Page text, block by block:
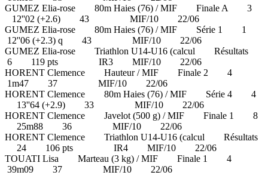
GUMEZ Elia-rose 80m Haies (76) / MIF Finale A 3
12''02 (+2.6) 43 MIF/10 22/06
GUMEZ Elia-rose 80m Haies (76) / MIF Série 1 1
12''06 (+2.3) q 43 MIF/10 22/06
GUMEZ Elia-rose Triathlon U14-U16 (calcul Résultats
6 119 pts IR3 MIF/10 22/06
HORENT Clemence Hauteur / MIF Finale 2 4
1m47 37 MIF/10 22/06
HORENT Clemence 80m Haies (76) / MIF Série 4 4
13''64 (+2.9) 33 MIF/10 22/06
HORENT Clemence Javelot (500 g) / MIF Finale 1 8
25m88 36 MIF/10 22/06
HORENT Clemence Triathlon U14-U16 (calcul Résultats
24 106 pts IR4 MIF/10 22/06
TOUATI Lisa Marteau (3 kg) / MIF Finale 1 4
39m09 37 MIF/10 22/06